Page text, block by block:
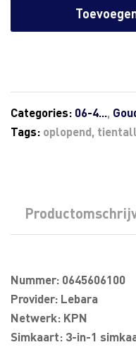
Categories: 06-4...,
Tags: oplopend,
Nummer: 0645606100
Provider: Lebara
Netwerk: KPN
Simkaart: 3-in-1